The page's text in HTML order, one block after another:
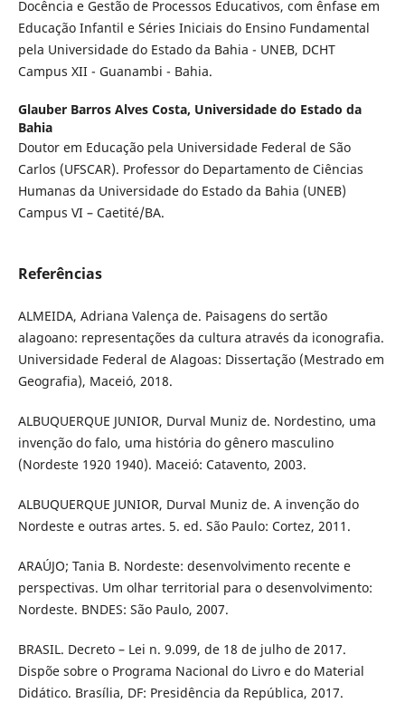
Docência e Gestão de Processos Educativos, com ênfase em
Educação Infantil e Séries Iniciais do Ensino Fundamental
pela Universidade do Estado da Bahia - UNEB, DCHT
Campus XII - Guanambi - Bahia.
Glauber Barros Alves Costa, Universidade do Estado da
Bahia
Doutor em Educação pela Universidade Federal de São
Carlos (UFSCAR). Professor do Departamento de Ciências
Humanas da Universidade do Estado da Bahia (UNEB)
Campus VI – Caetité/BA.
Referências
ALMEIDA, Adriana Valença de. Paisagens do sertão
alagoano: representações da cultura através da iconografia.
Universidade Federal de Alagoas: Dissertação (Mestrado em
Geografia), Maceió, 2018.
ALBUQUERQUE JUNIOR, Durval Muniz de. Nordestino, uma
invenção do falo, uma história do gênero masculino
(Nordeste 1920 1940). Maceió: Catavento, 2003.
ALBUQUERQUE JUNIOR, Durval Muniz de. A invenção do
Nordeste e outras artes. 5. ed. São Paulo: Cortez, 2011.
ARAÚJO; Tania B. Nordeste: desenvolvimento recente e
perspectivas. Um olhar territorial para o desenvolvimento:
Nordeste. BNDES: São Paulo, 2007.
BRASIL. Decreto – Lei n. 9.099, de 18 de julho de 2017.
Dispõe sobre o Programa Nacional do Livro e do Material
Didático. Brasília, DF: Presidência da República, 2017.